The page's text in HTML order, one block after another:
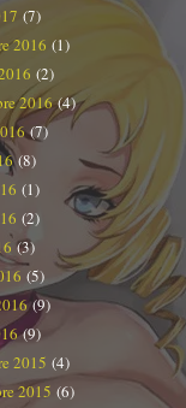
(7)
2016 (1)
(2)
2016(4)
(7)
(8)
(1)
(2)
(3)
(5)
(9)
(9)
2015 (4)
2015 (6)